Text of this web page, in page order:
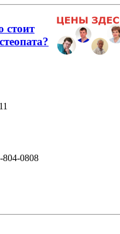
стоит
804-0808